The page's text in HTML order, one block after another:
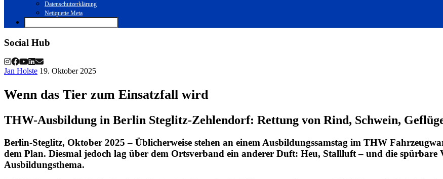
Datenschutzerklärung
Netiquette Meta
Social Hub
Jan Holste 19. Oktober 2025
Wenn das Tier zum Einsatzfall wird
THW-Ausbildung in Berlin Steglitz-Zehlendorf: Rettung von Rind, Schwein,
Berlin-Steglitz, Oktober 2025 – Üblicherweise stehen an einem Ausbildungssamstag im THW
dem Plan. Diesmal jedoch lag über dem Ortsverband ein anderer Duft: Heu, Stallluft – und die
Ausbildungsthema.